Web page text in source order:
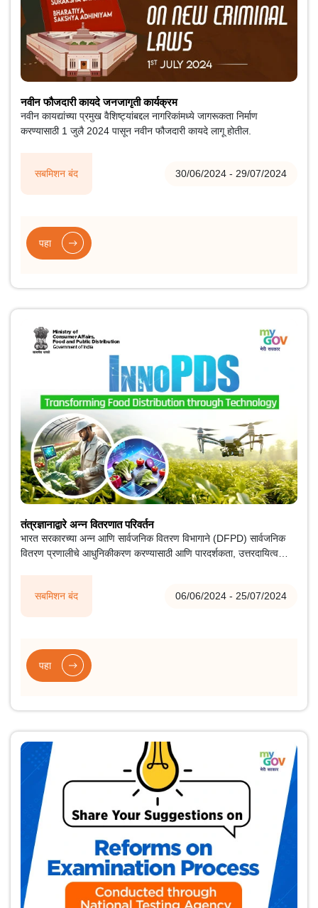
सबमिशन बंद 30/06/2024 - 29/07/2024
नवीन फौजदारी कायदे जनजागृती कार्यक्रम
नवीन कायद्यांच्या प्रमुख वैशिष्ट्यांबद्दल नागरिकांमध्ये जागरूकता निर्माण
करण्यासाठी 1 जुलै 2024 पासून नवीन फौजदारी कायदे लागू होतील.
पहा
सबमिशन बंद 06/06/2024 - 25/07/2024
तंत्रज्ञानाद्वारे अन्न वितरणात परिवर्तन
भारत सरकारच्या अन्न आणि सार्वजनिक वितरण विभागाने (DFPD) सार्वजनिक
वितरण प्रणालीचे आधुनिकीकरण करण्यासाठी आणि पारदर्शकता, उत्तरदायित्व
पहा